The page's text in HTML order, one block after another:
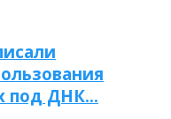
под ДНК…